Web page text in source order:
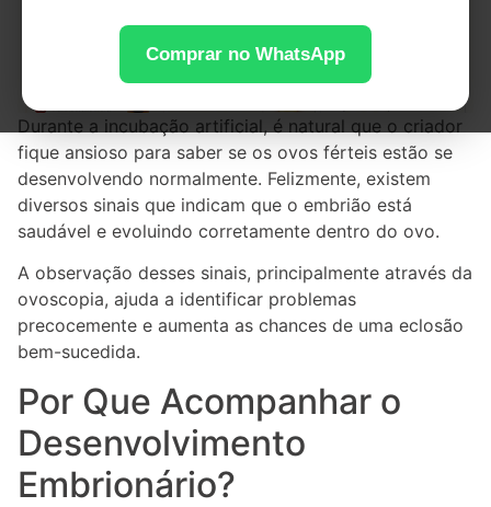
Comprar no WhatsApp
Durante a incubação artificial, é natural que o criador
fique ansioso para saber se os ovos férteis estão se
desenvolvendo normalmente. Felizmente, existem
diversos sinais que indicam que o embrião está
saudável e evoluindo corretamente dentro do ovo.
A observação desses sinais, principalmente através da
ovoscopia, ajuda a identificar problemas
precocemente e aumenta as chances de uma eclosão
bem-sucedida.
Por Que Acompanhar o
Desenvolvimento
Embrionário?